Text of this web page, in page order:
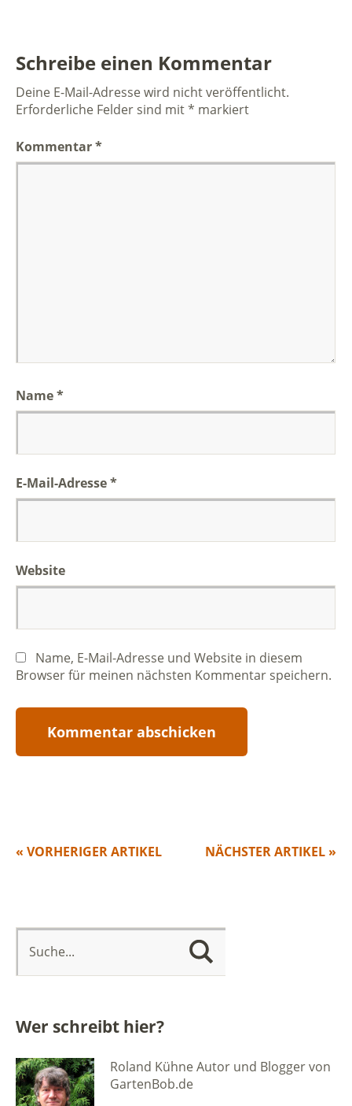
Schreibe einen Kommentar
Deine E-Mail-Adresse wird nicht veröffentlicht.
Erforderliche Felder sind mit* markiert
Kommentar*
Name*
E-Mail-Adresse*
Website
Name, E-Mail-Adresse und Website in diesem
Browser für meinen nächsten Kommentar speichern.
NÄCHSTER ARTIKEL »
« VORHERIGER ARTIKEL
Wer schreibt hier?
Roland Kühne Autor und Blogger von
GartenBob.de